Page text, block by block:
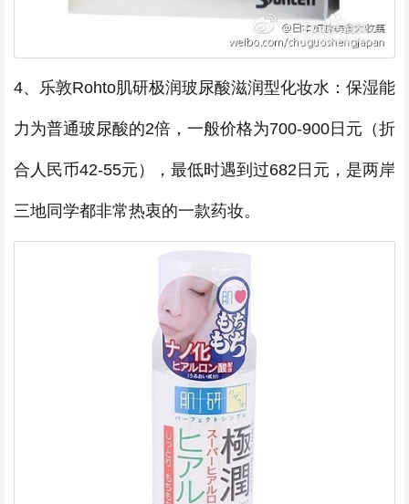
4、乐敦Rohto肌研极润玻尿酸滋润型化妆水：保湿能
力为普通玻尿酸的2倍，一般价格为700-900日元（折
合人民币42-55元），最低时遇到过682日元，是两岸
三地同学都非常热衷的一款药妆。